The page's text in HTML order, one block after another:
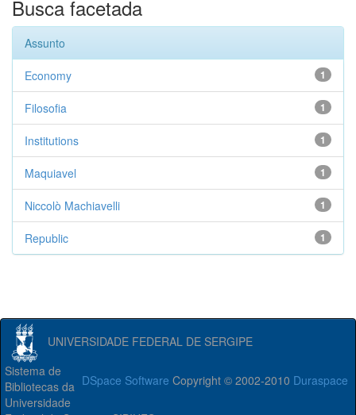
Busca facetada
Assunto
1
Economy
1
Filosofia
1
Institutions
1
Maquiavel
1
Niccolò Machiavelli
1
Republic
UNIVERSIDADE FEDERAL DE SERGIPE
DSpace Software Copyright © 2002-2010 Duraspace
Sistema de
Bibliotecas da
Universidade